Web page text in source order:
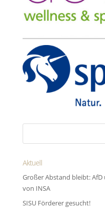
Aktuell
Großer Abstand bleibt: AfD
von INSA
SISU Förderer gesucht!